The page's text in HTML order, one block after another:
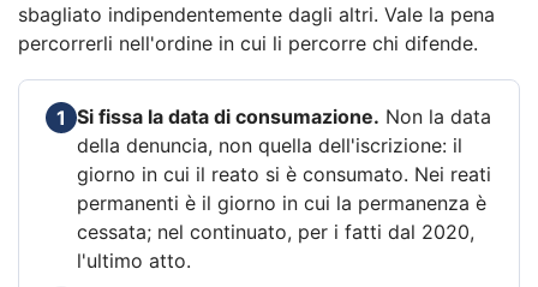
sbagliato indipendentemente dagli altri. Vale la pena
percorrerli nell'ordine in cui li percorre chi difende.
1 Si fissa la data di consumazione. Non la data
della denuncia, non quella dell'iscrizione: il
giorno in cui il reato si è consumato. Nei reati
permanenti è il giorno in cui la permanenza è
cessata; nel continuato, per i fatti dal 2020,
l'ultimo atto.